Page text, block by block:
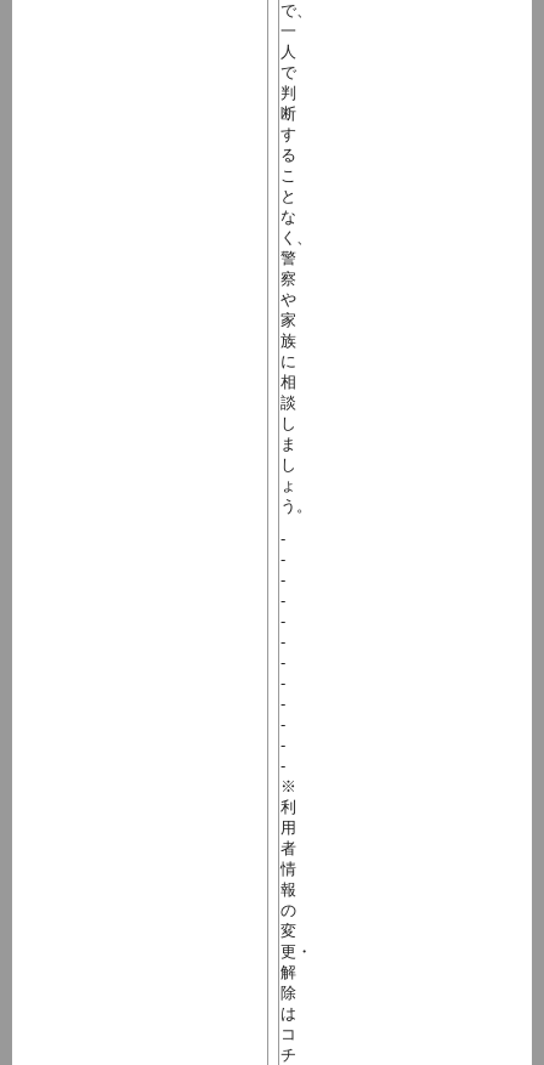
で、
一
人
で
判
断
す
る
こ
と
な
く、
警
察
や
家
族
に
相
談
し
ま
し
ょ
う。
-
-
-
-
-
-
-
-
-
-
-
-
※
利
用
者
情
報
の
変
更・
解
除
は
コ
チ